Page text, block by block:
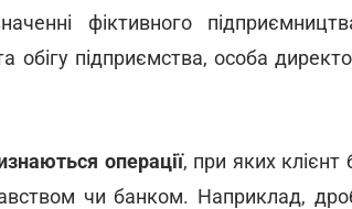
фіктивного
обігу підприємства, особа
операції, при яких
чи банком. Наприклад,